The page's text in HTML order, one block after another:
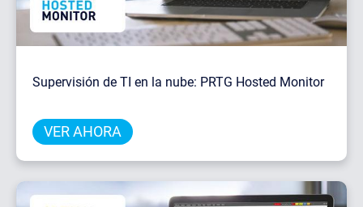
Supervisión de TI en la nube: PRTG Hosted Monitor
VER AHORA